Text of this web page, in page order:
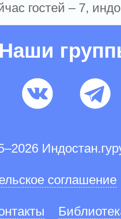
гостей – 7,
Наши
соглашение